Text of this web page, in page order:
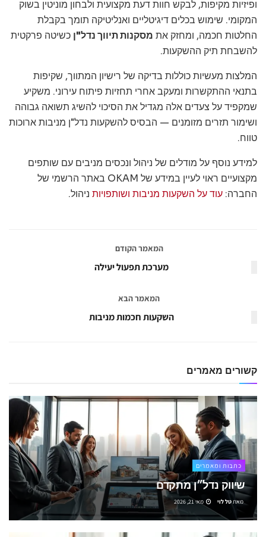
ופיזיות מקיפות, לבקש חוות דעת מקצועית ולבחון מוניטין בשוק
המקומי. שימוש בכלים דיגיטליים ואנליטיקה תומך בקבלת
החלטות חכמה, ומחזק את מסקנות תיווך נדל"ן כשיטה פרקטית
להשבחת תיק ההשקעות.
המלצות מעשיות כוללות בדיקה של רישיון המתווך, שקיפות
בתנאי ההתקשרות ומעקב אחרי תחזיות פיתוח עירוני. משקיע
שמקפיד על צעדים אלה מגדיל את הסיכוי להשיג תשואה גבוהה
ושימור תזרים מזומנים — הבסיס להשקעות נדל"ן מניבות ארוכות
טווח.
למידע נוסף על מודלים של ניהול ונכסים מניבים עם שותפים
מקצועיים ראוי לעיין במידע של OKAM באתר הרשמי של
החברה: עוד על השקעות מניבות ושותפויות ניהול.
המאמר הקודם
מערכת תפעול יעילה
המאמר הבא
השקעות חכמות מניבות
קשורים מאמרים
כתבות ומאמרים
שיווק נדל״ן מתקדם
מאתטל לוי מאי 21, 2026